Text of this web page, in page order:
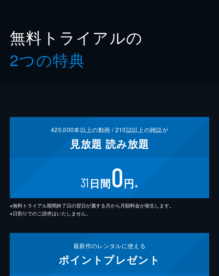
無料トライアルの
2つの特典
420,000本以上の動画 /210誌以上の雑誌が
見放題 読み放題
31 日間0円 ※
※無料トライアル期間終了日の翌日が属する月から月額料金が発生します。
※日割りでのご請求はいたしません。
最新作のレンタルに使える
ポイント プレゼント